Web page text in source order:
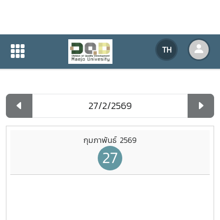
TH
ปฏิทินกิจกรรมของหน่วยงาน
ปฏิทินกิจกรรมของหน่วยงาน
กุมภาพันธ์ 2569
27